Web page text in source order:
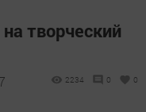
творческий
2234 0 0